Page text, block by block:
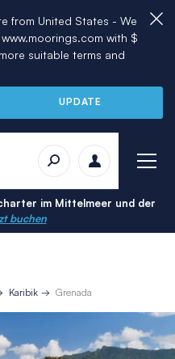
from United States - We
with $
suitable terms and
UPDATE
im Mittelmeer und der
buchen
Karibik Grenada